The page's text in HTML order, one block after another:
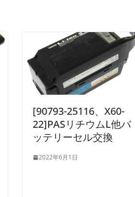
[90793-25116、X60-
22]PASリチウムL他バ
ッテリーセル交換
2022年6月1日